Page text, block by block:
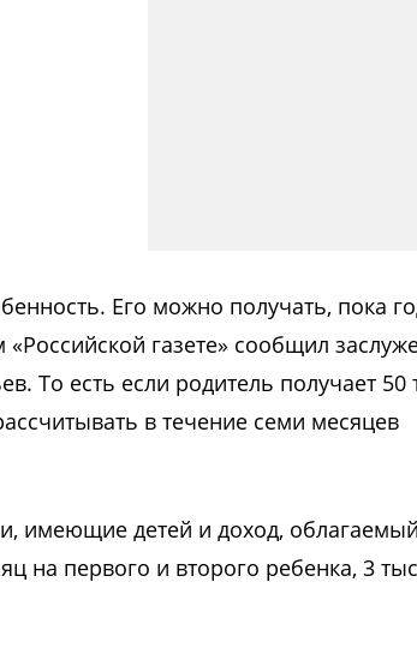
Его можно получать, пока
газете» сообщил
То есть если родитель получает 50
в течение семи месяцев
имеющие детей и доход,
на первого и второго ребенка, 3